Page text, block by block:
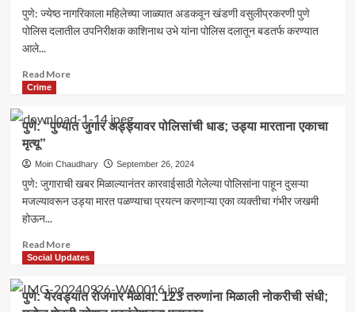
चालकाचे
संकटात,
पुणे: ज्येष्ठ नागरिकाला महिलेच्या जाळ्यात अडकवून खंडणी वसुलीप्रकरणी पुणे
पोलिस दलातील उपनिरीक्षक काशिनाथ उभे यांना पोलिस दलातून बडतर्फ करण्यात
आले...
Read MoreRead
पुणे:
खंडणी
पोलिस
उपनिरीक्षकावर
कारवाई,
कुमार
यांचा
निर्णय
Crime
पुणे: “पुण्यात जुगार अड्ड्यावर पोलिसांची धाड; उड्या मारताना एकाचा
मृत्यू”
Moin Chaudhary September 26, 2024
पुणे: जुगाराची खबर मिळाल्यानंतर कारवाईसाठी गेलेल्या पोलिसांना पाहून दुसऱ्या
मजल्यावरून उड्या मारत पळण्याचा प्रयत्न करणाऱ्या एका व्यक्तीचा गंभीर जखमी
होऊन...
Read MoreRead
more
पुणे:
“पुण्यात
Social Updates
पुणे: येरवड्यात रोजगार मेळावा: 123 तरुणांना मिळाली नोकरीची संधी;